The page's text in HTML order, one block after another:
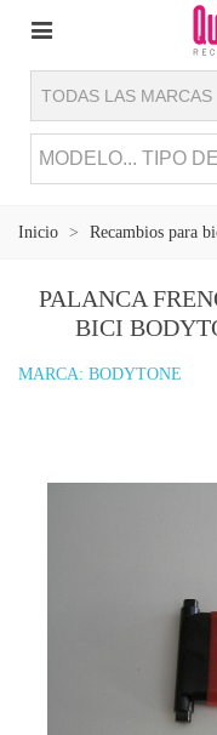
TODAS LAS MARCAS
Inicio > Recambios para
PALANCA
BICI
MARCA: BODYTONE